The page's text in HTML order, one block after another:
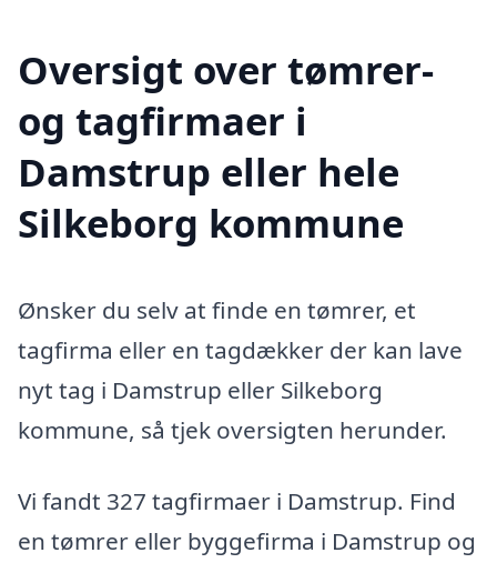
Oversigt over tømrer-
og tagfirmaer i
Damstrup eller hele
Silkeborg kommune
Ønsker du selv at finde en tømrer, et
tagfirma eller en tagdækker der kan lave
nyt tag i Damstrup eller Silkeborg
kommune, så tjek oversigten herunder.
Vi fandt 327 tagfirmaer i Damstrup. Find
en tømrer eller byggefirma i Damstrup og